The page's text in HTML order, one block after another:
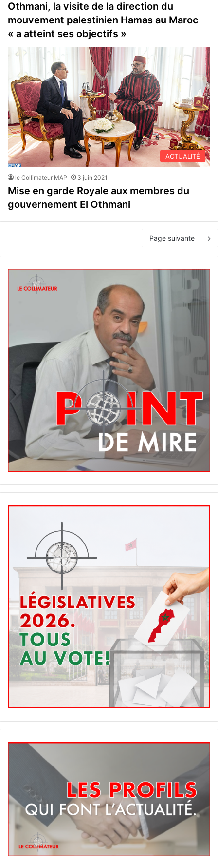
Othmani, la visite de la direction du
mouvement palestinien Hamas au Maroc
« a atteint ses objectifs »
ACTUALITÉ
le Collimateur MAP 3 juin 2021
Mise en garde Royale aux membres du
gouvernement El Othmani
Page suivante